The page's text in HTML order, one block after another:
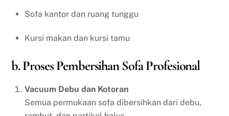
Sofa kantor dan ruang tunggu
Kursi makan dan kursi tamu
b. Proses Pembersihan Sofa Profesional
Vacuum Debu dan Kotoran
Semua permukaan sofa dibersihkan dari debu,